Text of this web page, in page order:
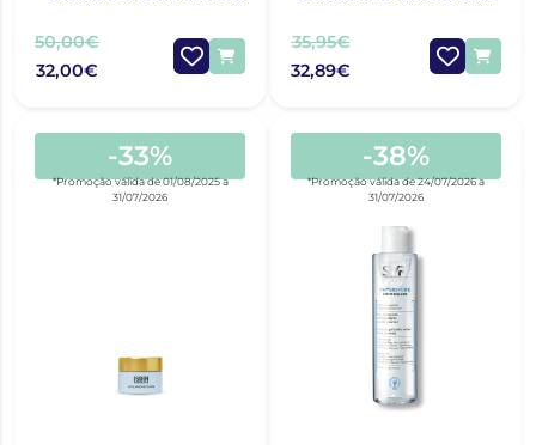
50,00€
32,00€
35,95€
32,89€
-33%
*Promoção válida de 01/08/2025 a
31/07/2026
-38%
*Promoção válida de 24/07/2026 a
31/07/2026